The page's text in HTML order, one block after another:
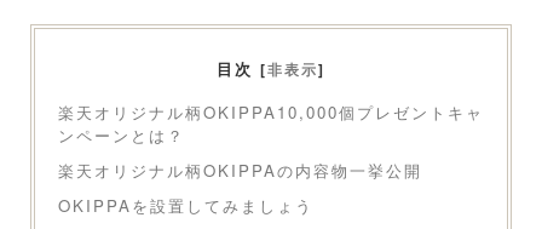
目次 [非表示]
楽天オリジナル柄OKIPPA10,000個プレゼントキャ
ンペーンとは？
楽天オリジナル柄OKIPPAの内容物一挙公開
OKIPPAを設置してみましょう